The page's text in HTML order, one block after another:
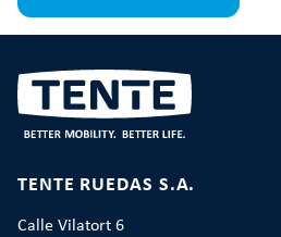
TENTE RUEDAS S.A.
Calle Vilatort 6